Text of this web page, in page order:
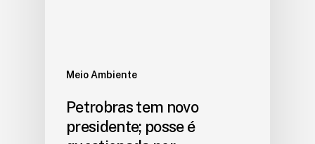
Meio Ambiente
Petrobras tem novo
presidente; posse é